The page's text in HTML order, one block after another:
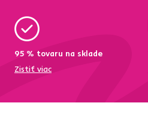
95 % tovaru na sklade
Zistiť viac